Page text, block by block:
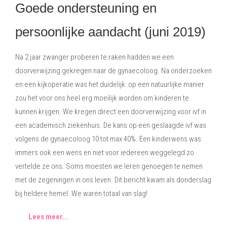
Goede ondersteuning en
persoonlijke aandacht (juni 2019)
Na 2 jaar zwanger proberen te raken hadden we een
doorverwijzing gekregen naar de gynaecoloog. Na onderzoeken
en een kijkoperatie was het duidelijk: op een natuurlijke manier
zou het voor ons heel erg moeilijk worden om kinderen te
kunnen krijgen. We kregen direct een doorverwijzing voor ivf in
een academisch ziekenhuis. De kans op een geslaagde ivf was
volgens de gynaecoloog 10 tot max 40%. Een kinderwens was
immers ook een wens en niet voor iedereen weggelegd zo
vertelde ze ons. Soms moesten we leren genoegen te nemen
met de zegeningen in ons leven. Dit bericht kwam als donderslag
bij heldere hemel. We waren totaal van slag!
Lees meer...